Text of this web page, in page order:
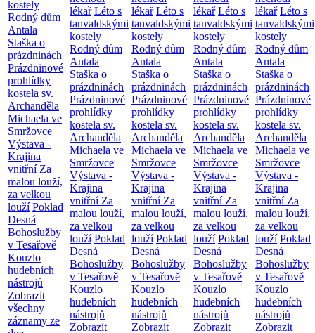
kostely
Rodný dům
Antala
Staška o
prázdninách
Prázdninové
prohlídky
kostela sv.
Archanděla
Michaela ve
Smržovce
Výstava -
Krajina
vnitřní Za
malou louží,
za velkou
louží Poklad
Desná
Bohoslužby
v Tesařově
Kouzlo
hudebních
nástrojů
Zobrazit
všechny
záznamy ze
lékař Léto s
tanvaldskými
kostely
Rodný dům
Antala
Staška o
prázdninách
Prázdninové
prohlídky
kostela sv.
Archanděla
Michaela ve
Smržovce
Výstava -
Krajina
vnitřní Za
malou louží,
za velkou
louží Poklad
Desná
Bohoslužby
v Tesařově
Kouzlo
hudebních
nástrojů
Zobrazit
lékař Léto s
tanvaldskými
kostely
Rodný dům
Antala
Staška o
prázdninách
Prázdninové
prohlídky
kostela sv.
Archanděla
Michaela ve
Smržovce
Výstava -
Krajina
vnitřní Za
malou louží,
za velkou
louží Poklad
Desná
Bohoslužby
v Tesařově
Kouzlo
hudebních
nástrojů
Zobrazit
lékař Léto s
tanvaldskými
kostely
Rodný dům
Antala
Staška o
prázdninách
Prázdninové
prohlídky
kostela sv.
Archanděla
Michaela ve
Smržovce
Výstava -
Krajina
vnitřní Za
malou louží,
za velkou
louží Poklad
Desná
Bohoslužby
v Tesařově
Kouzlo
hudebních
nástrojů
Zobrazit
lékař Léto s
tanvaldskými
kostely
Rodný dům
Antala
Staška o
prázdninách
Prázdninové
prohlídky
kostela sv.
Archanděla
Michaela ve
Smržovce
Výstava -
Krajina
vnitřní Za
malou louží,
za velkou
louží Poklad
Desná
Bohoslužby
v Tesařově
Kouzlo
hudebních
nástrojů
Zobrazit